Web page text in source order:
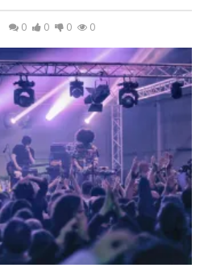
0 0 0 0